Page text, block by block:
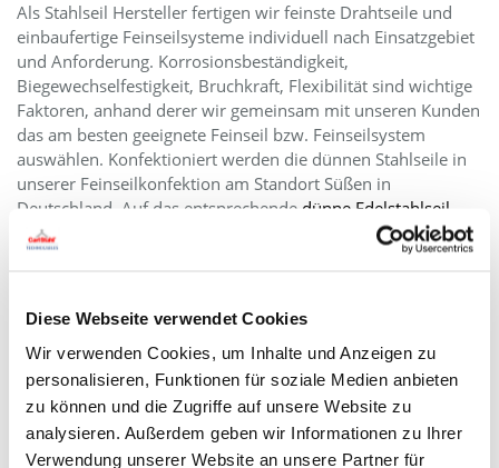
Diese Webseite verwendet Cookies
Wir verwenden Cookies, um Inhalte und Anzeigen zu
personalisieren, Funktionen für soziale Medien anbieten
zu können und die Zugriffe auf unsere Website zu
analysieren. Außerdem geben wir Informationen zu Ihrer
Verwendung unserer Website an unsere Partner für
Als Stahlseil Hersteller fertigen wir feinste Drahtseile und
einbaufertige Feinseilsysteme individuell nach Einsatzgebiet
und Anforderung. Korrosionsbeständigkeit,
Biegewechselfestigkeit, Bruchkraft, Flexibilität sind wichtige
Faktoren, anhand derer wir gemeinsam mit unseren Kunden
das am besten geeignete Feinseil bzw. Feinseilsystem
auswählen. Konfektioniert werden die dünnen Stahlseile in
unserer Feinseilkonfektion am Standort Süßen in
Deutschland. Auf das entsprechende dünne Edelstahlseil
dünne Stahlseil aus verzinktem Stahl
oder auch Materialien
wieWolfram
werden je nach Stückzahl
so dass vom Ausgangsmaterial nur das verwendet wird, was
für die Anwendung auch wirklich benötigt wird.
Seilkunde dünnes Stahlseil
Feinseilkonfektion